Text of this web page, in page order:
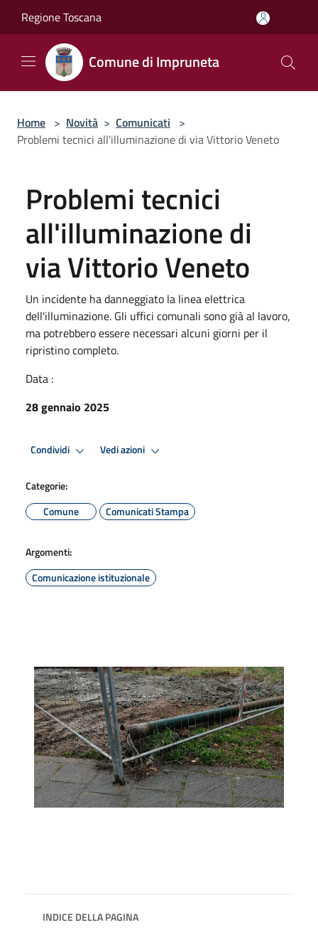
Regione Toscana
Comune di Impruneta
Home > Novità > Comunicati >
Problemi tecnici all'illuminazione di via Vittorio Veneto
Problemi tecnici
all'illuminazione di
via Vittorio Veneto
Un incidente ha danneggiato la linea elettrica
dell'illuminazione. Gli uffici comunali sono già al lavoro,
ma potrebbero essere necessari alcuni giorni per il
ripristino completo.
Data :
28 gennaio 2025
Condividi Vedi azioni
Categorie:
Comune
Comunicati Stampa
Argomenti:
Comunicazione istituzionale
INDICE DELLA PAGINA